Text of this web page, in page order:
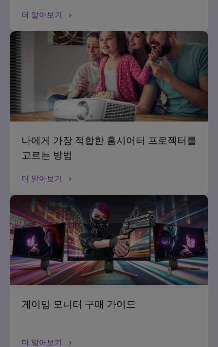
더 알아보기
나에게 가장 적합한 홈시어터 프로젝터를
고르는 방법
더 알아보기
게이밍 모니터 구매 가이드
더 알아보기